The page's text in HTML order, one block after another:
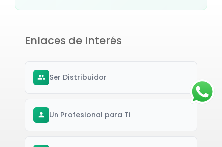
Enlaces de Interés
Ser Distribuidor
Un Profesional para Ti